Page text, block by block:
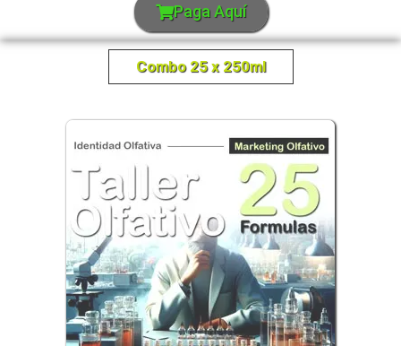
Paga Aquí
Combo 25 x 250ml